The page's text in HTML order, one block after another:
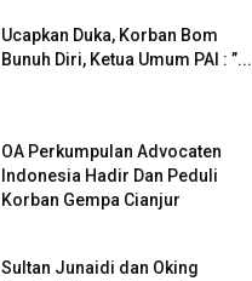
Ucapkan Duka, Korban Bom
Bunuh Diri, Ketua Umum PAI : ”...
OA Perkumpulan Advocaten
Indonesia Hadir Dan Peduli
Korban Gempa Cianjur
Sultan Junaidi dan Oking